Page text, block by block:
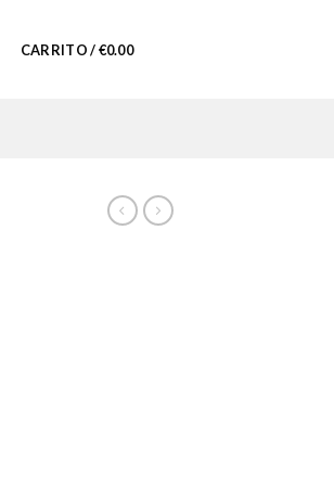
CARRITO /€0.00